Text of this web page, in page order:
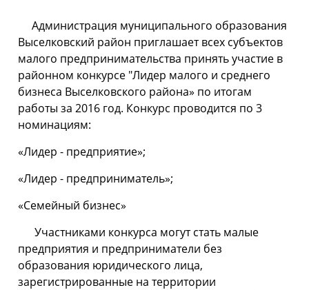
Администрация муниципального образования
Выселковский район приглашает всех субъектов
малого предпринимательства принять участие в
районном конкурсе "Лидер малого и среднего
бизнеса Выселковского района» по итогам
работы за 2016 год. Конкурс проводится по 3
номинациям:
«Лидер - предприятие»;
«Лидер - предприниматель»;
«Семейный бизнес»
Участниками конкурса могут стать малые
предприятия и предприниматели без
образования юридического лица,
зарегистрированные на территории